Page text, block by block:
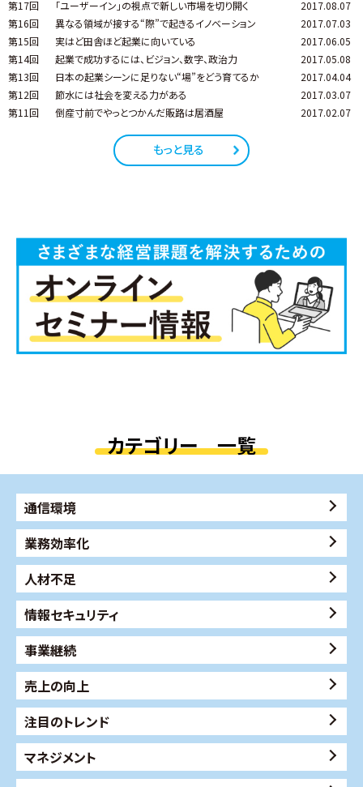
第17回
「ユーザーイン」の視点で新しい市場を切り開く
2017.08.07
第16回
異なる領域が接する“際”で起きるイノベーション
2017.07.03
第15回
実はど田舎ほど起業に向いている
2017.06.05
第14回
起業で成功するには、ビジョン、数字、政治力
2017.05.08
第13回
日本の起業シーンに足りない“場”をどう育てるか
2017.04.04
第12回
節水には社会を変える力がある
2017.03.07
第11回
倒産寸前でやっとつかんだ販路は居酒屋 2017.02.07
もっと見る
カテゴリー 一覧
通信環境
業務効率化
人材不足
情報セキュリティ
事業継続
売上の向上
注目のトレンド
マネジメント